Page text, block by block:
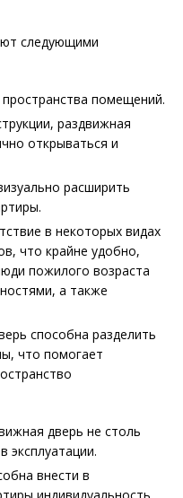
следующими
помещений.
раздвижная
открываться и
расширить
в некоторых видах
что крайне удобно,
пожилого возраста
а также
способна разделить
что помогает
дверь не столь
эксплуатации.
внести в